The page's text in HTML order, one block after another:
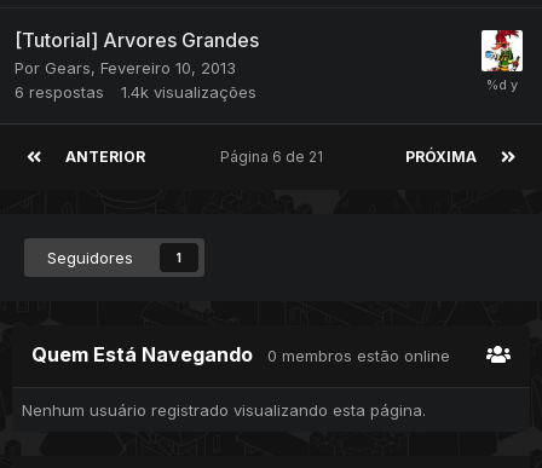
[Tutorial] Arvores Grandes
Por Gears, Fevereiro 10, 2013
6 respostas 1.4k visualizações
ANTERIOR PRÓXIMA
Página 6 de 21
Seguidores 1
Quem Está Navegando 0 membros estão online
Nenhum usuário registrado visualizando esta página.